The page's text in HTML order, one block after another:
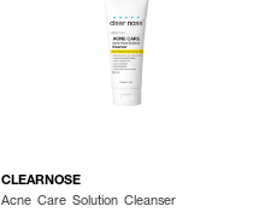
CLEARNOSE
Acne Care Solution Cleanser